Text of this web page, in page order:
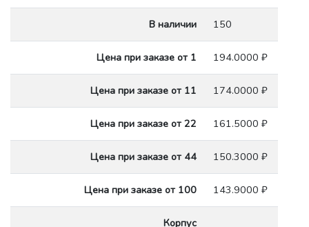
В наличии 150
Цена при заказе от 1 194.0000 ₽
Цена при заказе от 11 174.0000 ₽
Цена при заказе от 22 161.5000 ₽
Цена при заказе от 44 150.3000 ₽
Цена при заказе от 100 143.9000 ₽
Корпус